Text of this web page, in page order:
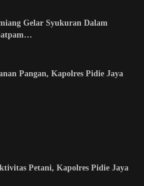
Gelar Syukuran Dalam
Pangan, Kapolres Pidie Jaya
Petani, Kapolres Pidie Jaya